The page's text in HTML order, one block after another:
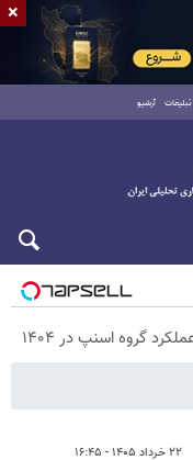
تبلیغات آرشیو
گروه اسنپ در ۱۴۰۴
۲۲ خرداد ۱۴۰۵ - ۱۶:۴۵
×